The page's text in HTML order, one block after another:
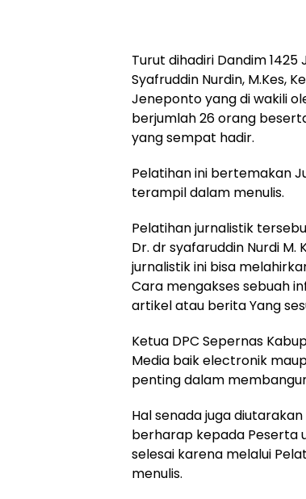
Turut dihadiri Dandim
Syafruddin Nurdin, M.Kes,
Jeneponto yang di wakili
berjumlah 26 orang
yang sempat hadir.
Pelatihan ini bertemakan
terampil dalam menulis.
Pelatihan jurnalistik
Dr. dr syafaruddin Nurdi
jurnalistik ini bisa
Cara mengakses sebuah
artikel atau berita Yang
Ketua DPC Sepernas
Media baik electronik
penting dalam
Hal senada juga
berharap kepada Peserta
selesai karena melalui
menulis.